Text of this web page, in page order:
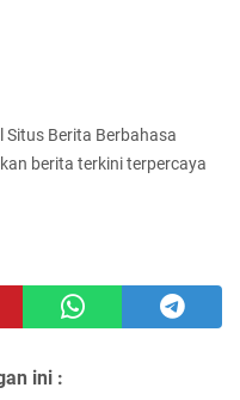
Berita Berbahasa
berita terkini terpercaya
ini :